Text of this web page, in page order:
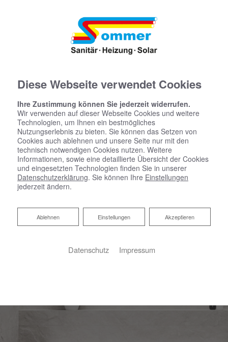
Diese Webseite verwendet Cookies
Ihre Zustimmung können Sie jederzeit widerrufen.
Wir verwenden auf dieser Webseite Cookies und weitere
Technologien, um Ihnen ein bestmögliches
Nutzungserlebnis zu bieten. Sie können das Setzen von
Cookies auch ablehnen und unsere Seite nur mit den
technisch notwendigen Cookies nutzen. Weitere
Informationen, sowie eine detaillierte Übersicht der Cookies
und eingesetzten Technologien finden Sie in unserer
Datenschutzerklärung. Sie können Ihre Einstellungen
jederzeit ändern.
Akzeptieren
Einstellungen
Ablehnen
Ablehnen
Datenschutz Impressum